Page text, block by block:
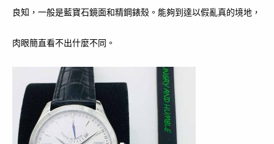
良知，一般是藍寶石鏡面和精鋼錶殼。能夠到達以假亂真的境地，
肉眼簡直看不出什麼不同。